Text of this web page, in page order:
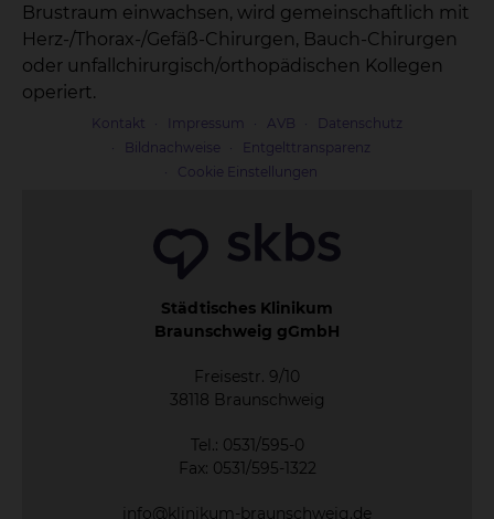
Brustraum einwachsen, wird gemeinschaftlich mit
Herz-/Thorax-/Gefäß-Chirurgen, Bauch-Chirurgen
oder unfallchirurgisch/orthopädischen Kollegen
operiert.
Kontakt Impressum AVB
Datenschutz
Bildnachweise
Entgelttransparenz
Cookie Einstellungen
Städtisches Klinikum
Braunschweig gGmbH
Freisestr. 9/10
38118 Braunschweig
Tel.: 0531/595-0
Fax: 0531/595-1322
info@klinikum-braunschweig.de